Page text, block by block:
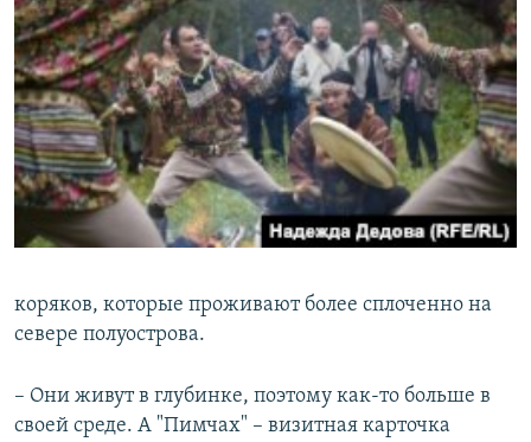
коряков, которые проживают более сплоченно на
севере полуострова.
– Они живут в глубинке, поэтому как-то больше в
своей среде. А "Пимчах" – визитная карточка